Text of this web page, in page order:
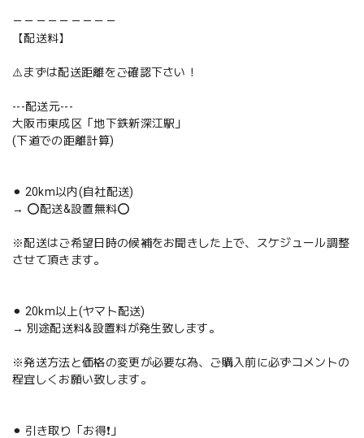
－－－－－－－－－
【配送料】
⚠️まずは配送距離をご確認下さい！
---配送元---
大阪市東成区「地下鉄新深江駅」
(下道での距離計算)
⚫︎ 20km以内(自社配送)
→ ⭕️配送&設置無料⭕️
※配送はご希望日時の候補をお聞きした上で、スケジュール調整
させて頂きます。
⚫︎ 20km以上(ヤマト配送)
→ 別途配送料&設置料が発生致します。
※発送方法と価格の変更が必要な為、ご購入前に必ずコメントの
程宜しくお願い致します。
⚫︎ 引き取り「お得❗️」